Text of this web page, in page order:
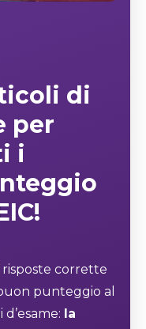
di
per
i
corrette
punteggio al
la